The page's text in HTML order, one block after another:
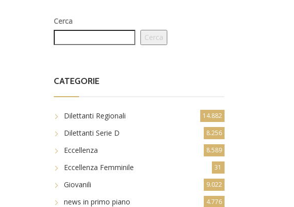
Cerca
Cerca
CATEGORIE
Dilettanti Regionali 14.882
Dilettanti Serie D 8.256
Eccellenza 8.589
Eccellenza Femminile 31
Giovanili 9.022
news in primo piano 4.776